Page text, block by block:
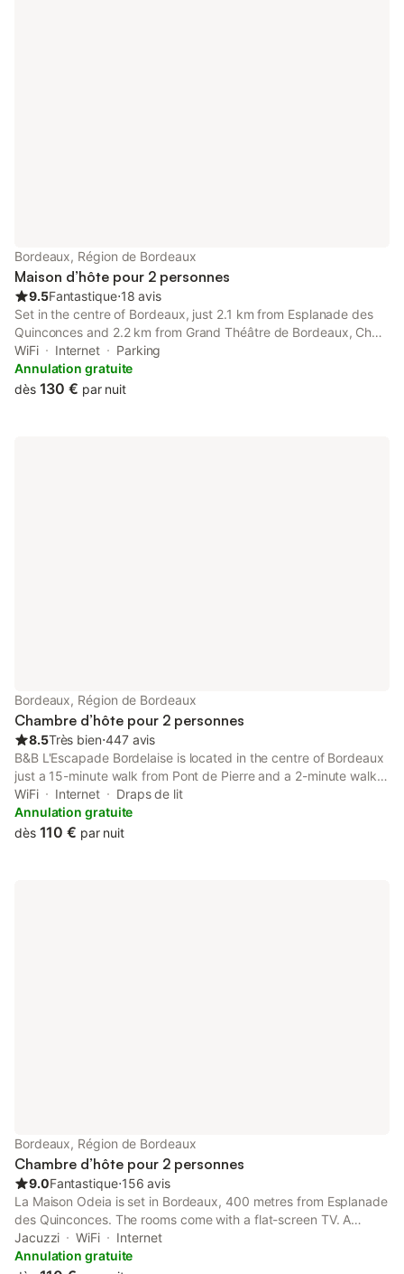
Bordeaux, Région de Bordeaux
Maison d’hôte pour 2 personnes
9.5Fantastique⋅18 avis
Set in the centre of Bordeaux, just 2.1 km from Esplanade des
Quinconces and 2.2 km from Grand Théâtre de Bordeaux, Chez
Francesca offers accommodation with garden views and free
WiFi. This guest house provides accommodation with a terrace.
WiFi Internet
Parking
Annulation gratuite
dès 130 € par nuit
Bordeaux, Région de Bordeaux
Chambre d’hôte pour 2 personnes
8.5Très bien⋅447 avis
B&B L'Escapade Bordelaise is located in the centre of Bordeaux
just a 15-minute walk from Pont de Pierre and a 2-minute walk
from Saint André Cathedral. You have free WiFi access
throughout the guest house.
WiFi Internet
Draps de lit
Annulation gratuite
dès 110 € par nuit
Bordeaux, Région de Bordeaux
Chambre d’hôte pour 2 personnes
9.0Fantastique⋅156 avis
La Maison Odeia is set in Bordeaux, 400 metres from Esplanade
des Quinconces. The rooms come with a flat-screen TV. A
terrace or balcony are featured in certain rooms. For your
comfort, you will find free toiletries and a hairdryer.
Jacuzzi WiFi
Internet
Annulation gratuite